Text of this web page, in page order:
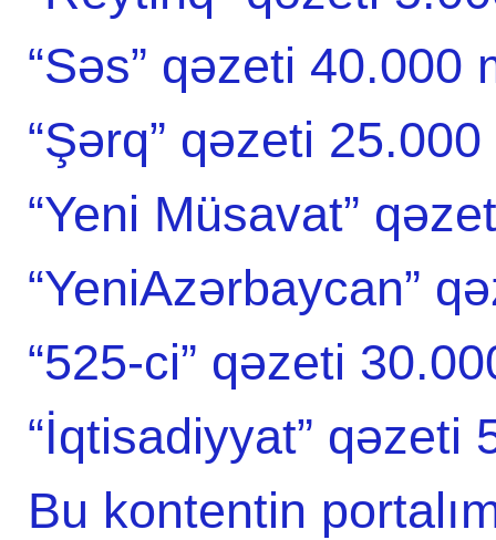
“Səs” qəzeti 40.000
“Şərq” qəzeti
“Yeni Müsavat”
“YeniAzərbaycan”
“525-ci” qəzeti
“İqtisadiyyat” qəzeti
Bu kontentin